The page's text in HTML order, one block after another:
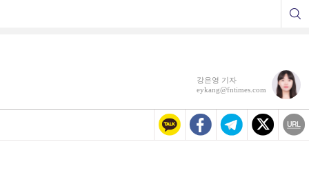
강은영 기자
eykang@fntimes.com